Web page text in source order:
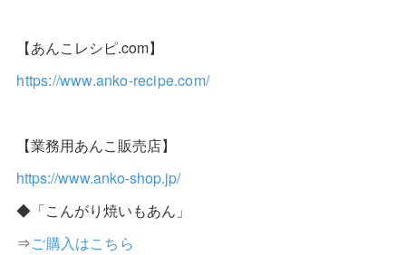
【あんこレシピ.com】
https://www.anko-recipe.com/
【業務用あんこ販売店】
https://www.anko-shop.jp/
◆「こんがり焼いもあん」
⇒ご購入はこちら